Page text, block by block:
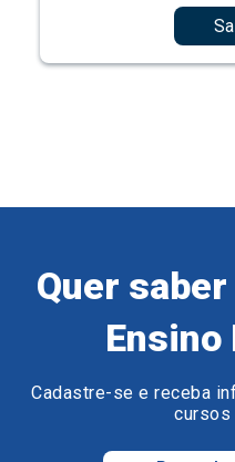
Quer
Ensino
Cadastre-se e receba
cursos